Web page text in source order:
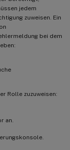
jedem
zuweisen. Ein
bei dem
Rolle zuzuweisen:
an.